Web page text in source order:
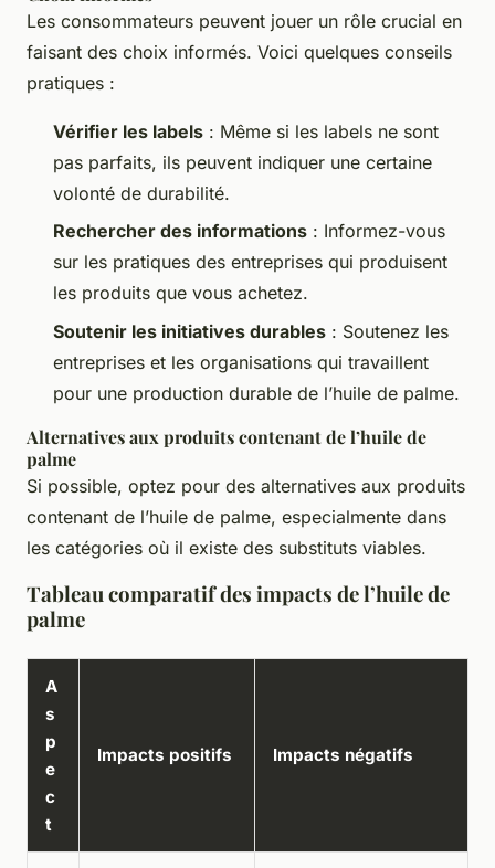
Les consommateurs peuvent jouer un rôle crucial en
faisant des choix informés. Voici quelques conseils
pratiques :
Vérifier les labels : Même si les labels ne sont
pas parfaits, ils peuvent indiquer une certaine
volonté de durabilité.
Rechercher des informations : Informez-vous
sur les pratiques des entreprises qui produisent
les produits que vous achetez.
Soutenir les initiatives durables : Soutenez les
entreprises et les organisations qui travaillent
pour une production durable de l’huile de palme.
Alternatives aux produits contenant de l’huile de
palme
Si possible, optez pour des alternatives aux produits
contenant de l’huile de palme, especialmente dans
les catégories où il existe des substituts viables.
Tableau comparatif des impacts de l’huile de
palme
A
s
p
e
c
t
Impacts positifs Impacts négatifs